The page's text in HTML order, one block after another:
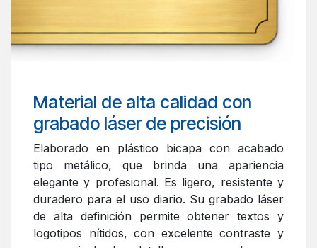
Material de alta calidad con
grabado láser de precisión
Elaborado en plástico bicapa con acabado
tipo metálico, que brinda una apariencia
elegante y profesional. Es ligero, resistente y
duradero para el uso diario. Su grabado láser
de alta definición permite obtener textos y
logotipos nítidos, con excelente contraste y